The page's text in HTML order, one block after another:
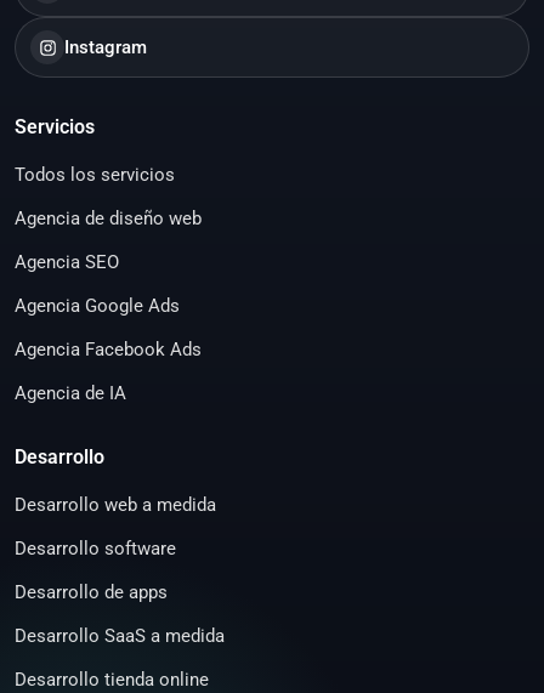
Instagram
Servicios
Todos los servicios
Agencia de diseño web
Agencia SEO
Agencia Google Ads
Agencia Facebook Ads
Agencia de IA
Desarrollo
Desarrollo web a medida
Desarrollo software
Desarrollo de apps
Desarrollo SaaS a medida
Desarrollo tienda online